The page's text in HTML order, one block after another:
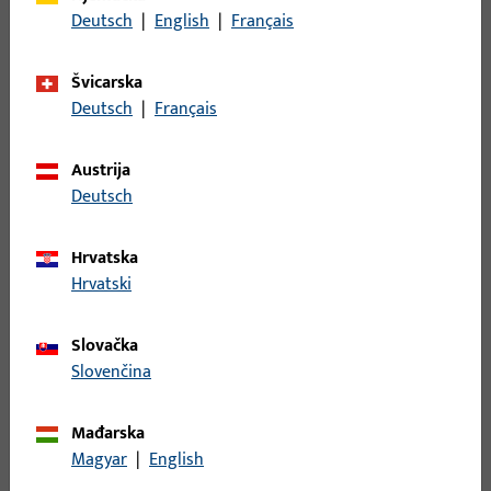
Bruto težina
Jedinica pakiranja
Najmanja jedinica narudžbe
Prijavite se podacima kupca da biste dobili informacije o
Izradi račun
Deutsch | English | Français
Švicarska
Deutsch | Français
Austrija
Deutsch
Hrvatska
Hrvatski
Slovačka
Slovenčina
Mađarska
Magyar | English